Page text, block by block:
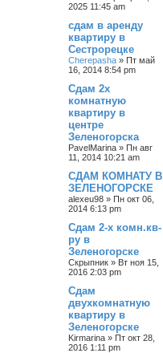
2025 11:45 am
сдам в аренду
квартиру в
Сестрорецке
Cherepasha » Пт май
16, 2014 8:54 pm
Сдам 2х
комнатную
квартиру в
центре
Зеленогорска
PavelMarina » Пн авг
11, 2014 10:21 am
СДАМ КОМНАТУ В
ЗЕЛЕНОГОРСКЕ
alexeu98 » Пн окт 06,
2014 6:13 pm
Сдам 2-х комн.кв-
ру в
Зеленогорске
Скрыпник » Вт ноя 15,
2016 2:03 pm
Сдам
двухкомнатную
квартиру в
Зеленогорске
Kirmarina » Пт окт 28,
2016 1:11 pm